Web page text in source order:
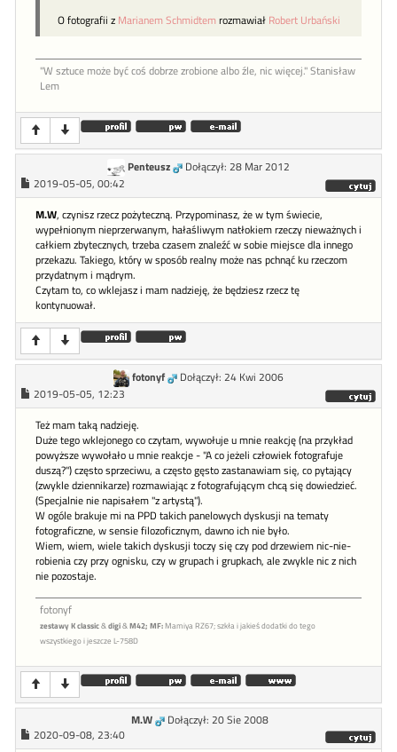
O fotografii z Marianem Schmidtemrozmawiał Robert Urbański
"W sztu­ce może być coś dob­rze zro­bione al­bo źle, nic więcej." Stanisław
Lem
Penteusz
Dołączył: 28 Mar 2012
2019-05-05, 00:42
M.W, czynisz rzecz pożyteczną. Przypominasz, że w tym świecie,
wypełnionym nieprzerwanym, hałaśliwym natłokiem rzeczy nieważnych i
całkiem zbytecznych, trzeba czasem znaleźć w sobie miejsce dla innego
przekazu. Takiego, który w sposób realny może nas pchnąć ku rzeczom
przydatnym i mądrym.
Czytam to, co wklejasz i mam nadzieję, że będziesz rzecz tę
kontynuował.
fotonyf
Dołączył: 24 Kwi 2006
2019-05-05, 12:23
Też mam taką nadzieję.
Duże tego wklejonego co czytam, wywołuje u mnie reakcję (na przykład
powyższe wywołało u mnie reakcje - "A co jeżeli człowiek fotografuje
duszą?") często sprzeciwu, a często gęsto zastanawiam się, co pytający
(zwykle dziennikarze) rozmawiając z fotografującym chcą się dowiedzieć.
(Specjalnie nie napisałem "z artystą").
W ogóle brakuje mi na PPD takich panelowych dyskusji na tematy
fotograficzne, w sensie filozoficznym, dawno ich nie było.
Wiem, wiem, wiele takich dyskusji toczy się czy pod drzewiem nic-nie-
robienia czy przy ognisku, czy w grupach i grupkach, ale zwykle nic z nich
nie pozostaje.
fotonyf
zestawy K classic&digi&M42; MF:Mamiya RZ67; szkła i jakieś dodatki do tego
wszystkiego i jeszcze L-758D
M.W
Dołączył: 20 Sie 2008
2020-09-08, 23:40